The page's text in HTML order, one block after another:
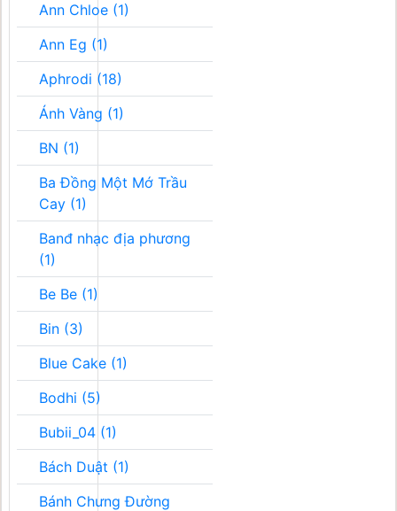
Ann Chloe (1)
Ann Eg (1)
Aphrodi (18)
Ánh Vàng (1)
BN (1)
Ba Đồng Một Mớ Trầu
Cay (1)
Banđ nhạc địa phương
(1)
Be Be (1)
Bin (3)
Blue Cake (1)
Bodhi (5)
Bubii_04 (1)
Bách Duật (1)
Bánh Chưng Đường